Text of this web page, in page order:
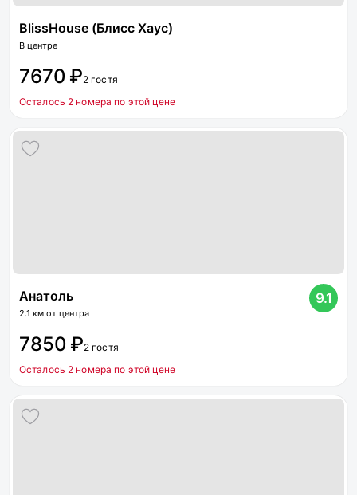
BlissHouse (Блисс Хаус)
В центре
7670 ₽2 гостя
Осталось 2 номера по этой цене
Анатоль
2.1 км от центра
9.1
7850 ₽2 гостя
Осталось 2 номера по этой цене